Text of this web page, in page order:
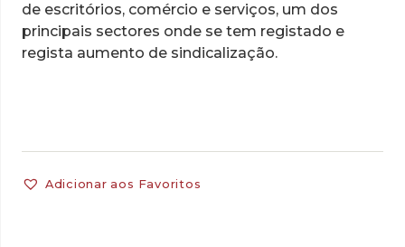
de escritórios, comércio e serviços, um dos
principais sectores onde se tem registado e
regista aumento de sindicalização.
Adicionar aos Favoritos